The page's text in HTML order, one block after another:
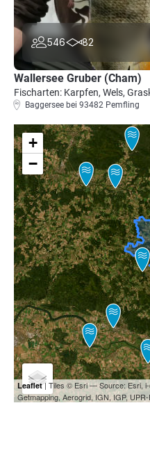
546 82
Wallersee Gruber (Cham)
Fischarten: Karpfen, Wels,
Baggersee bei 93482 Pemfling
+
−
Leaflet| Tiles © Esri — Source: Esri, i-
Getmapping, Aerogrid, IGN, IGP,